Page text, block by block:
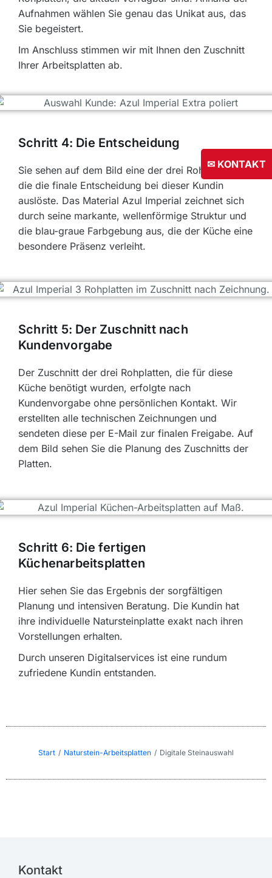
Aufnahmen wählen Sie genau das Unikat aus, das
Sie begeistert.
Im Anschluss stimmen wir mit Ihnen den Zuschnitt
Ihrer Arbeitsplatten ab.
Schritt 4: Die Entscheidung
Sie sehen auf dem Bild eine der drei Rohplatten,
die die finale Entscheidung bei dieser Kundin
auslöste. Das Material Azul Imperial zeichnet sich
durch seine markante, wellenförmige Struktur und
die blau-graue Farbgebung aus, die der Küche eine
besondere Präsenz verleiht.
Schritt 5: Der Zuschnitt nach
Kundenvorgabe
Der Zuschnitt der drei Rohplatten, die für diese
Küche benötigt wurden, erfolgte nach
Kundenvorgabe ohne persönlichen Kontakt. Wir
erstellten alle technischen Zeichnungen und
sendeten diese per E-Mail zur finalen Freigabe. Auf
dem Bild sehen Sie die Planung des Zuschnitts der
Platten.
Schritt 6: Die fertigen
Küchenarbeitsplatten
Hier sehen Sie das Ergebnis der sorgfältigen
Planung und intensiven Beratung. Die Kundin hat
ihre individuelle Natursteinplatte exakt nach ihren
Vorstellungen erhalten.
Durch unseren Digitalservices ist eine rundum
zufriedene Kundin entstanden.
Sie befinden sich hier:
Start Naturstein-Arbeitsplatten Digitale Steinauswahl
Kontakt
✉ KONTAKT